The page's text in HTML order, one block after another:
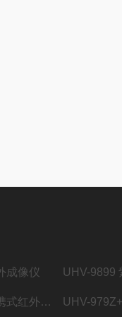
成像仪 UHV-9899
UHV-9897 便携式红外成像仪 UHV-